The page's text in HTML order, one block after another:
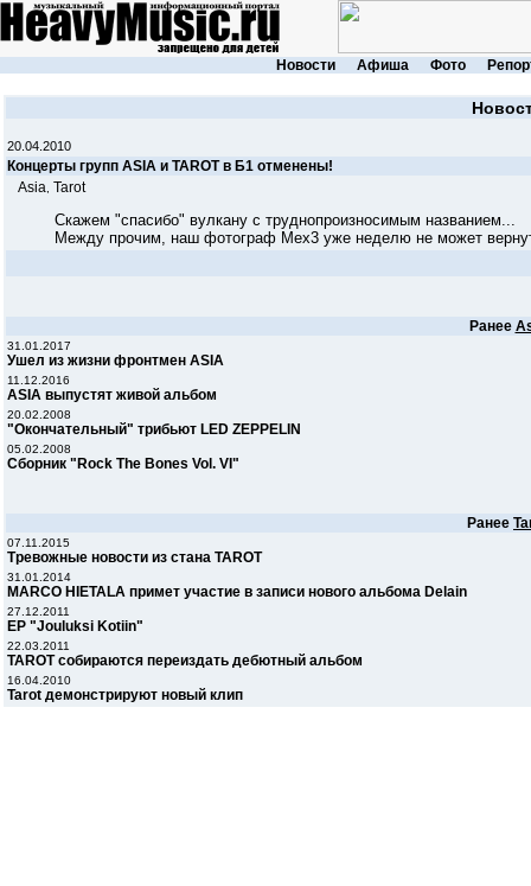
Новости Афиша Фото
20.04.2010
Концерты групп ASIA и TAROT в Б1 отменены!
Asia Tarot
Скажем "спасибо" вулкану с труднопроизносимым названием...
Между прочим, наш фотограф Mex3 уже неделю не может
Ранее
31.01.2017
Ушел из жизни фронтмен ASIA
11.12.2016
ASIA выпустят живой альбом
20.02.2008
"Окончательный" трибьют LED ZEPPELIN
05.02.2008
Сборник "Rock The Bones Vol. VI"
Ранее
07.11.2015
Тревожные новости из стана TAROT
31.01.2014
MARCO HIETALA примет участие в записи нового альбома Delain
27.12.2011
EP "Jouluksi Kotiin"
22.03.2011
TAROT собираются переиздать дебютный альбом
16.04.2010
Tarot демонстрируют новый клип